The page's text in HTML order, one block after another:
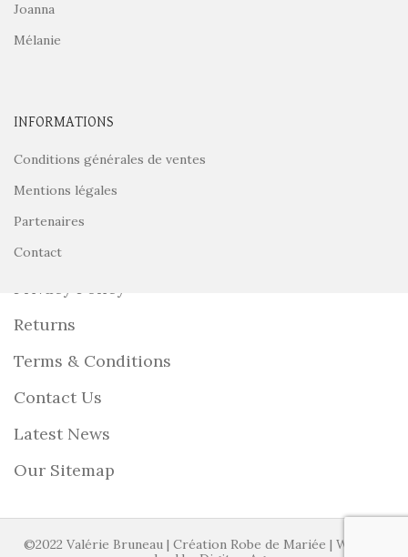
Joanna
Mélanie
INFORMATIONS
Conditions générales de ventes
Mentions légales
Partenaires
Contact
USEFUL LINKS
Privacy Policy
Returns
Terms & Conditions
Contact Us
Latest News
Our Sitemap
©2022 Valérie Bruneau | Création Robe de Mariée | Website